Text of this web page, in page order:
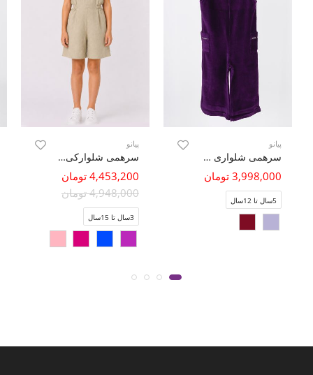
پیانو
سرهمی شلواری مخمل کبریتی
3,998,000 تومان
5سال تا 12سال
پیانو
سرهمی شلوارکی لینن
4,453,200 تومان
4,948,000 تومان
3سال تا 15سال